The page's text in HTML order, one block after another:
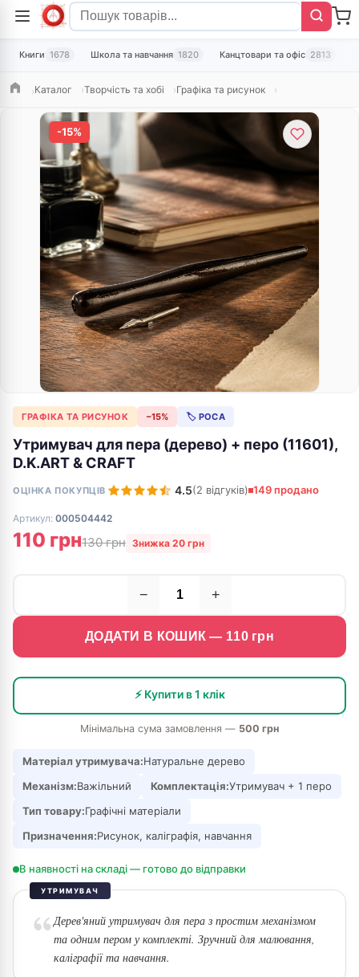
Книги 1678 Школа та навчання 1820 Канцтовари та офіс 2813
ГоловнаКаталог Творчість та хобі Графіка та рисунок
-15%
ГРАФІКА ТА РИСУНОК −15% 🏷 РОСА
Утримувач для пера (дерево) + перо (11601),
D.K.ART & CRAFT
ОЦІНКА ПОКУПЦІВ 4.5(2 відгуків) 149 продано
Артикул: 000504442
110 грн130 грн Знижка 20 грн
− +
ДОДАТИ В КОШИК — 110грн
⚡ Купити в 1 клік
Мінімальна сума замовлення — 500 грн
Матеріал утримувача:Натуральне дерево
Механізм:Важільний Комплектація:Утримувач + 1 перо
Тип товару:Графічні матеріали
Призначення:Рисунок, каліграфія, навчання
В наявності на складі — готово до відправки
УТРИМУВАЧ
Дерев'яний утримувач для пера з простим механізмом
та одним пером у комплекті. Зручний для малювання,
каліграфії та навчання.